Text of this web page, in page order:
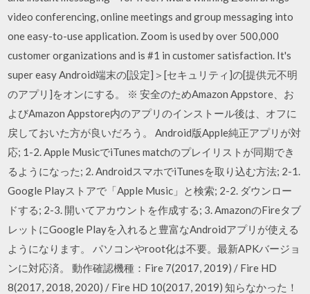
video conferencing, online meetings and group messaging into
one easy-to-use application. Zoom is used by over 500,000
customer organizations and is #1 in customer satisfaction. It's
super easy Android端末の[設定]＞[セキュリティ]の[提供元不明
のアプリ]をオンにする。 ※ 安全のためAmazon Appstore、お
よびAmazon Appstore内のアプリのインストール後は、オフに
戻しておいた方が良いだろう。 Android版Apple純正アプリが対
応; 1-2. Apple MusicでiTunes matchのプレイリストが同期でき
るようになった; 2. AndroidスマホでiTunesを取り込む方法; 2-1.
Google Playストアで「Apple Music」と検索; 2-2. ダウンロー
ドする; 2-3. 開いてアカウントを作成する; 3. AmazonのFireタブ
レットにGoogle Playを入れると豊富なAndroidアプリが使える
ようになります。 パソコンやroot化は不要。最新APKバージョ
ンに対応済。 動作確認機種：Fire 7(2017, 2019) / Fire HD
8(2017, 2018, 2020) / Fire HD 10(2017, 2019) 知らなかった！